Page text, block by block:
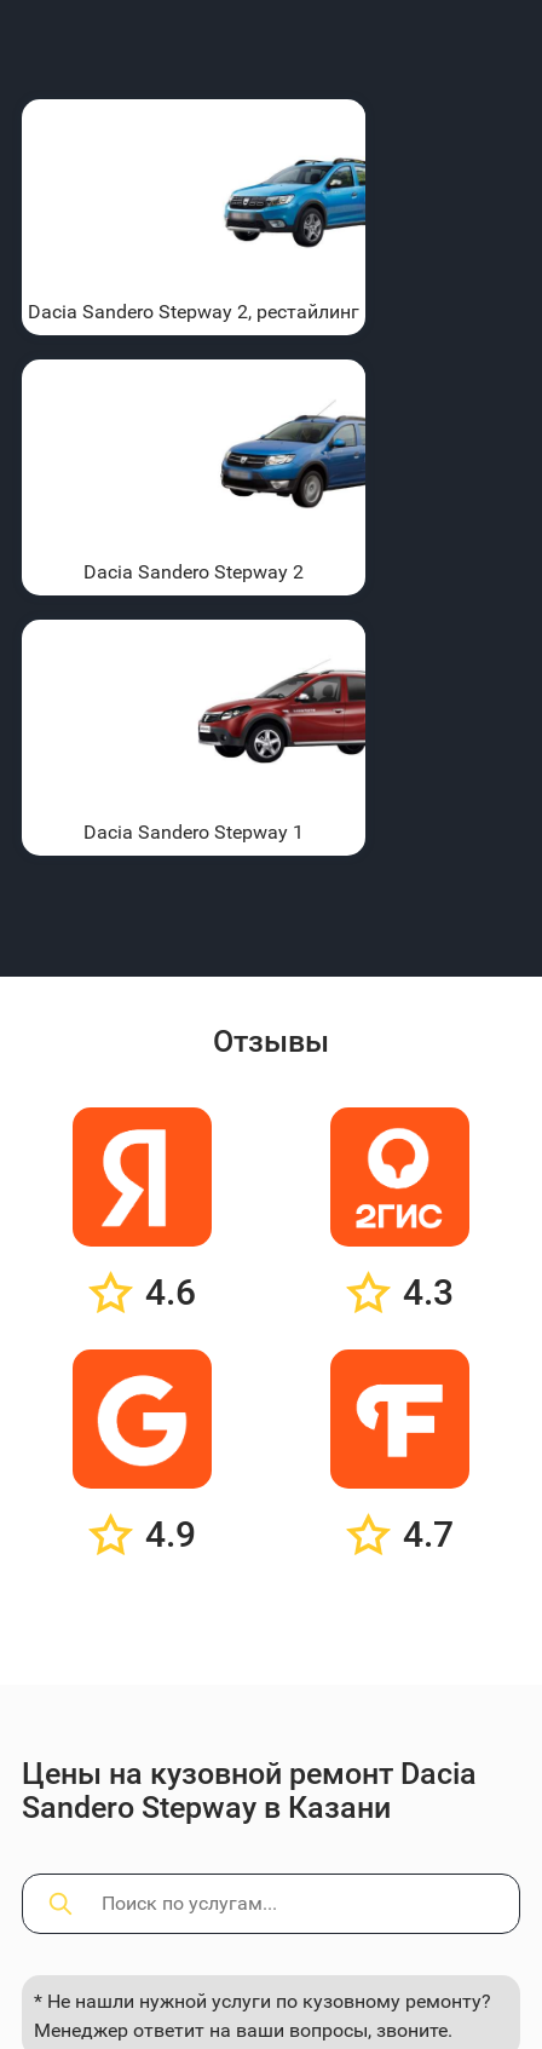
Dacia Sandero Stepway 2, рестайлинг
Dacia Sandero Stepway 2
Dacia Sandero Stepway 1
Отзывы
4.6 4.3
4.9 4.7
Цены на кузовной ремонт Dacia
Sandero Stepway в Казани
* Не нашли нужной услуги по кузовному ремонту?
Менеджер ответит на ваши вопросы, звоните.